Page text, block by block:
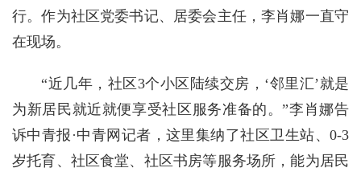
行。作为社区党委书记、居委会主任，李肖娜一直守
在现场。
“近几年，社区3个小区陆续交房，‘邻里汇’就是
为新居民就近就便享受社区服务准备的。”李肖娜告
诉中青报·中青网记者，这里集纳了社区卫生站、0-3
岁托育、社区食堂、社区书房等服务场所，能为居民